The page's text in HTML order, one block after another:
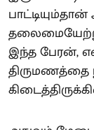
இந்த பேரன்,
திருமணத்தை